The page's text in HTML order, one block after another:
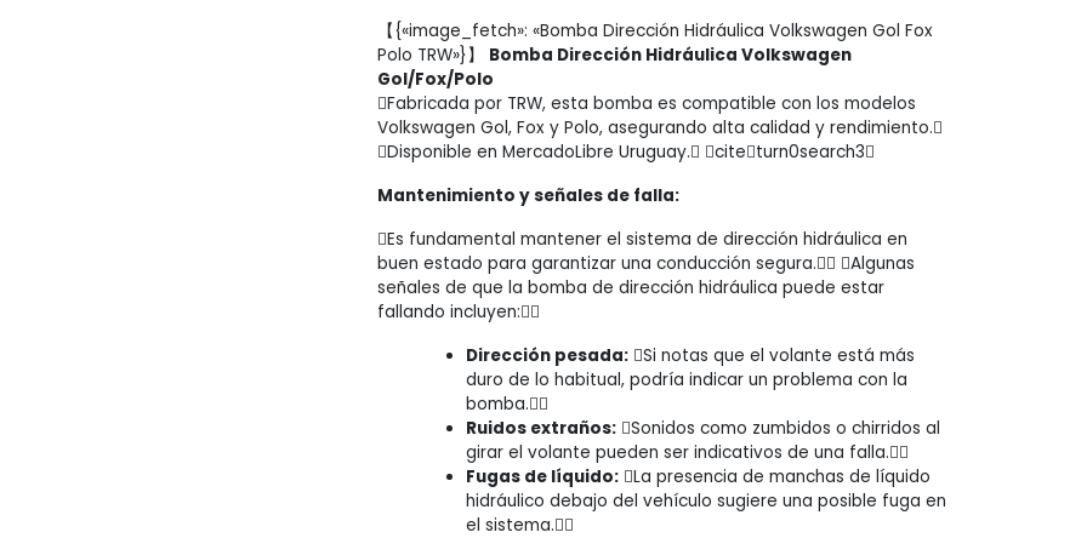
【{«image_fetch»: «Bomba Dirección Hidráulica Volkswagen Gol Fox
Polo TRW»}】 Bomba Dirección Hidráulica Volkswagen
Gol/Fox/Polo
Fabricada por TRW, esta bomba es compatible con los modelos
Volkswagen Gol, Fox y Polo, asegurando alta calidad y rendimiento.
Disponible en MercadoLibre Uruguay. citeturn0search3
Mantenimiento y señales de falla:
Es fundamental mantener el sistema de dirección hidráulica en
buen estado para garantizar una conducción segura. Algunas
señales de que la bomba de dirección hidráulica puede estar
fallando incluyen:
Dirección pesada:Si notas que el volante está más
duro de lo habitual, podría indicar un problema con la
bomba.
Ruidos extraños:Sonidos como zumbidos o chirridos al
girar el volante pueden ser indicativos de una falla.
Fugas de líquido:La presencia de manchas de líquido
hidráulico debajo del vehículo sugiere una posible fuga en
el sistema.